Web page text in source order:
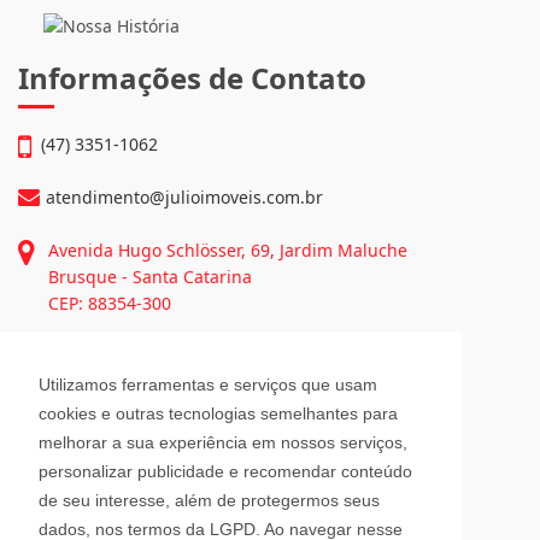
Utilizamos ferramentas e serviços que usam
cookies e outras tecnologias semelhantes para
melhorar a sua experiência em nossos serviços,
personalizar publicidade e recomendar conteúdo
de seu interesse, além de protegermos seus
dados, nos termos da LGPD. Ao navegar nesse
Informações de Contato
(47) 3351-1062
atendimento@julioimoveis.com.br
Avenida Hugo Schlösser, 69, Jardim Maluche
Brusque - Santa Catarina
CEP: 88354-300
Horário de Atendimento
Segunda a Sexta-Feira
08h00 - 12h00 e 13h30 - 18h00
Sábado
08h30 - 12h00